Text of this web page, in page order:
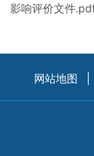
影响评价文件
网站地图